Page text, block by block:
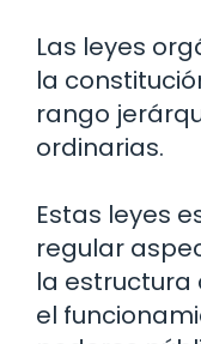
Las leyes
la
rango
ordinarias.
Estas leyes
regular
la estructura
el